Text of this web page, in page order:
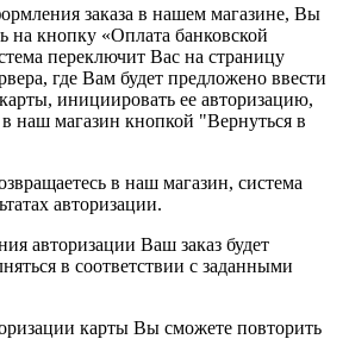
заказа в нашем магазине, Вы
на кнопку «Оплата банковской
переключит Вас на страницу
где Вам будет предложено ввести
инициировать ее авторизацию,
в наш магазин кнопкой "Вернуться в
в наш магазин, система
авторизации.
авторизации Ваш заказ будет
в соответствии с заданными
карты Вы сможете повторить